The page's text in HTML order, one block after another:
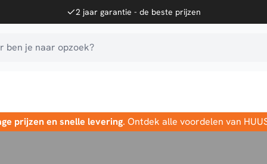
2 jaar garantie - de beste prijzen
ben je naar opzoek?
prijzen en snelle levering. Ontdek alle voordelen van